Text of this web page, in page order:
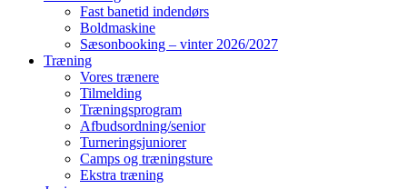
Fast banetid indendørs
Boldmaskine
Sæsonbooking – vinter 2026/2027
Træning
Vores trænere
Tilmelding
Træningsprogram
Afbudsordning/senior
Turneringsjuniorer
Camps og træningsture
Ekstra træning